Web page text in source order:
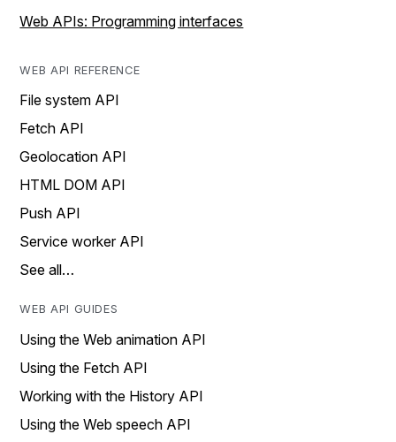
Web APIs: Programming interfaces
WEB API REFERENCE
File system API
Fetch API
Geolocation API
HTML DOM API
Push API
Service worker API
See all…
WEB API GUIDES
Using the Web animation API
Using the Fetch API
Working with the History API
Using the Web speech API